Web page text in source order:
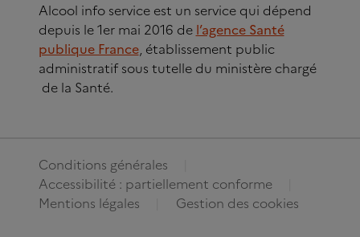
Alcool info service est un service qui dépend
depuis le 1er mai 2016 de l’agence Santé
publique France, établissement public
administratif sous tutelle du ministère chargé
de la Santé.
Conditions générales
Accessibilité : partiellement conforme
Mentions légales
Gestion des cookies